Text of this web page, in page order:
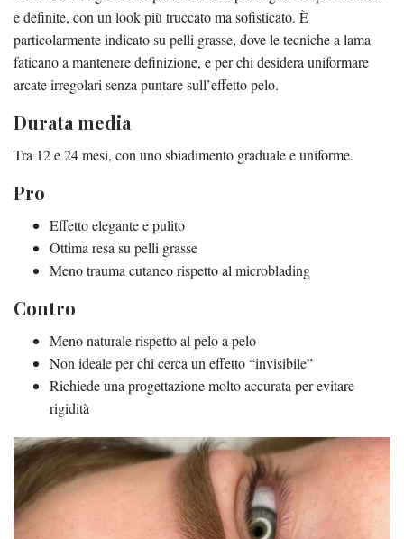
e definite, con un look più truccato ma sofisticato. È
particolarmente indicato su pelli grasse, dove le tecniche a lama
faticano a mantenere definizione, e per chi desidera uniformare
arcate irregolari senza puntare sull’effetto pelo.
Durata media
Tra 12 e 24 mesi, con uno sbiadimento graduale e uniforme.
Pro
Effetto elegante e pulito
Ottima resa su pelli grasse
Meno trauma cutaneo rispetto al microblading
Contro
Meno naturale rispetto al pelo a pelo
Non ideale per chi cerca un effetto “invisibile”
Richiede una progettazione molto accurata per evitare
rigidità